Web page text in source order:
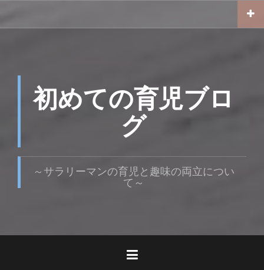
テ
初めての育児ブロ
グ
～サラリーマンの育児と趣味の両立につい
て～